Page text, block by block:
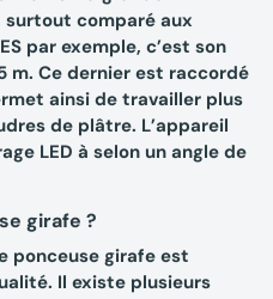
comparé aux
par exemple, c’est son
m. Ce dernier est raccordé
ainsi de travailler plus
de plâtre. L’appareil
LED à selon un angle de
girafe ?
ponceuse girafe est
Il existe plusieurs